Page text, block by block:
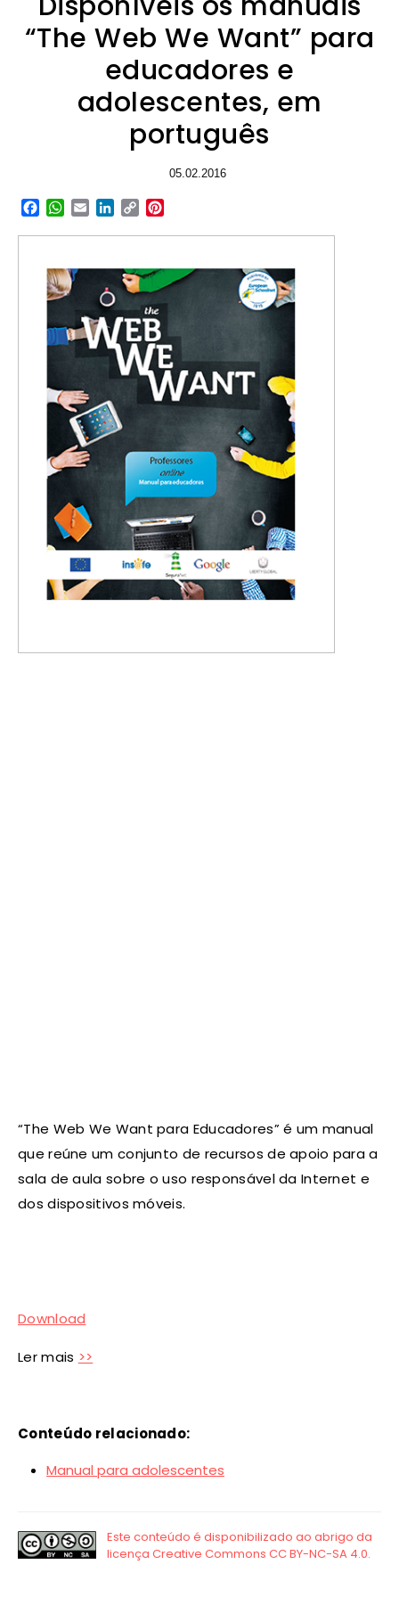
“The Web We Want” para
educadores e
adolescentes, em
português
05.02.2016
Facebook
WhatsApp
EmailLinkedIn
Copy
“The Web We Want para Educadores” é um manual
que reúne um conjunto de recursos de apoio para a
sala de aula sobre o uso responsável da Internet e
dos dispositivos móveis.
Download
Ler mais >>
Conteúdo relacionado:
Manual para adolescentes